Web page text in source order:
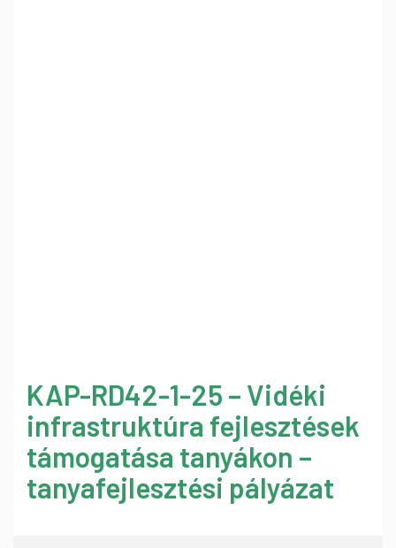
KAP-RD42-1-25 – Vidéki
infrastruktúra fejlesztések
támogatása tanyákon –
tanyafejlesztési pályázat